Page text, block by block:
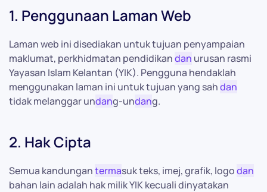
1. Penggunaan Laman Web
Laman web ini disediakan untuk tujuan penyampaian
maklumat, perkhidmatan pendidikandan urusan rasmi
Yayasan Islam Kelantan (YIK). Pengguna hendaklah
menggunakan laman ini untuk tujuan yang sahdan
tidak melanggar undang-undang.
2. Hak Cipta
Semua kandungantermasuk teks, imej, grafik, logodan
bahan lain adalah hak milik YIK kecuali dinyatakan